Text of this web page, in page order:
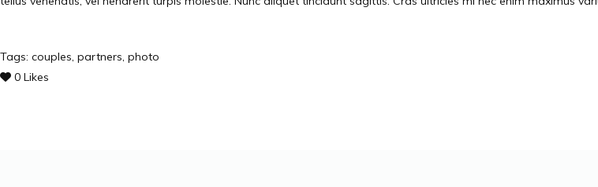
Tags: couples, partners, photo
0 Likes